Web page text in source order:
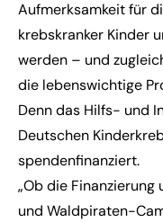
Aufmerksamkeit für
krebskranker Kinder
werden – und
die lebenswichtige
Denn das Hilfs- und
Deutschen
spendenfinanziert.
„Ob die
und Waldpiraten-